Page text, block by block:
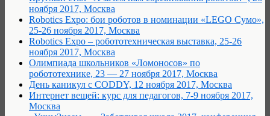
ноября 2017, Москва
Robotics Expo: бои роботов в номинации «LEGO Сумо»,
25-26 ноября 2017, Москва
Robotics Expo – робототехническая выставка, 25-26
ноября 2017, Москва
Олимпиада школьников «Ломоносов» по
робототехнике, 23 — 27 ноября 2017, Москва
День каникул с CODDY, 12 ноября 2017, Москва
Интернет вещей: курс для педагогов, 7-9 ноября 2017,
Москва